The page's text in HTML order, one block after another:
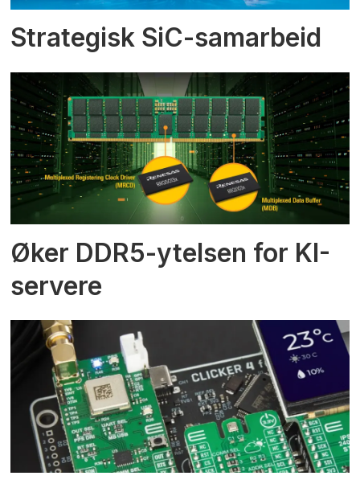
Strategisk SiC-samarbeid
Øker DDR5-ytelsen for KI-
servere